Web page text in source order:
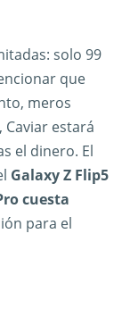
solo 99
que
meros
estará
el dinero. El
Galaxy Z Flip5
cuesta
para el